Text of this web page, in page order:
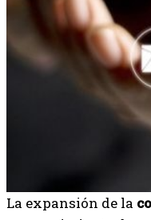
La expansión de la